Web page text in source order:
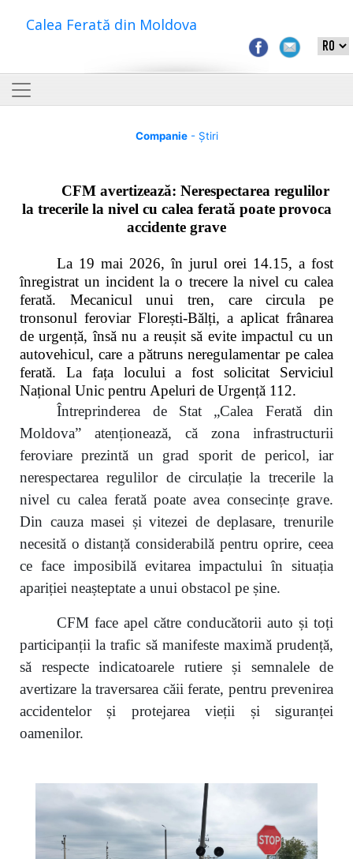
Calea Ferată din Moldova
Companie- Știri
CFM avertizează: Nerespectarea regulilor
la trecerile la nivel cu calea ferată poate provoca
accidente grave
La 19 mai 2026, în jurul orei 14.15, a fost
înregistrat un incident la o trecere la nivel cu calea
ferată. Mecanicul unui tren, care circula pe
tronsonul feroviar Florești-Bălți, a aplicat frânarea
de urgență, însă nu a reușit să evite impactul cu un
autovehicul, care a pătruns neregulamentar pe calea
ferată. La fața locului a fost solicitat Serviciul
Național Unic pentru Apeluri de Urgență 112.
Întreprinderea de Stat „Calea Ferată din
Moldova” atenționează, că zona infrastructurii
feroviare prezintă un grad sporit de pericol, iar
nerespectarea regulilor de circulație la trecerile la
nivel cu calea ferată poate avea consecințe grave.
Din cauza masei și vitezei de deplasare, trenurile
necesită o distanță considerabilă pentru oprire, ceea
ce face imposibilă evitarea impactului în situația
apariției neașteptate a unui obstacol pe șine.
CFM face apel către conducătorii auto și toți
participanții la trafic să manifeste maximă prudență,
să respecte indicatoarele rutiere și semnalele de
avertizare la traversarea căii ferate, pentru prevenirea
accidentelor și protejarea vieții și siguranței
oamenilor.